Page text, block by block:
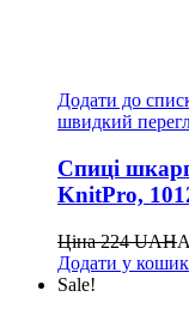
Додати до
швидкий
Спиці
KnitPro,
Ціна224UAH
Додати у кошик
Sale!